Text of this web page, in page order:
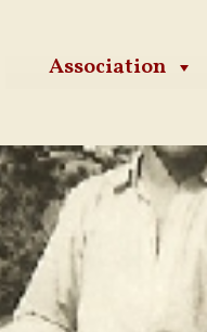
Association